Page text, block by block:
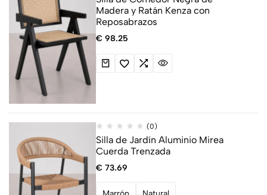
Madera y Ratán Kenza con
Reposabrazos
€ 98.25
(0)
Silla de Jardín Aluminio Mirea
Cuerda Trenzada
€ 73.69